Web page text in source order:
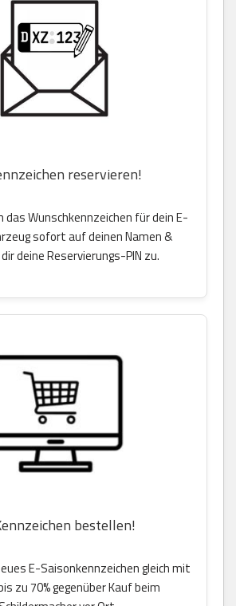
reservieren!
das Wunschkennzeichen für dein E-
sofort auf deinen Namen &
deine Reservierungs-PIN zu.
bestellen!
E-Saisonkennzeichen gleich mit
zu 70% gegenüber Kauf beim